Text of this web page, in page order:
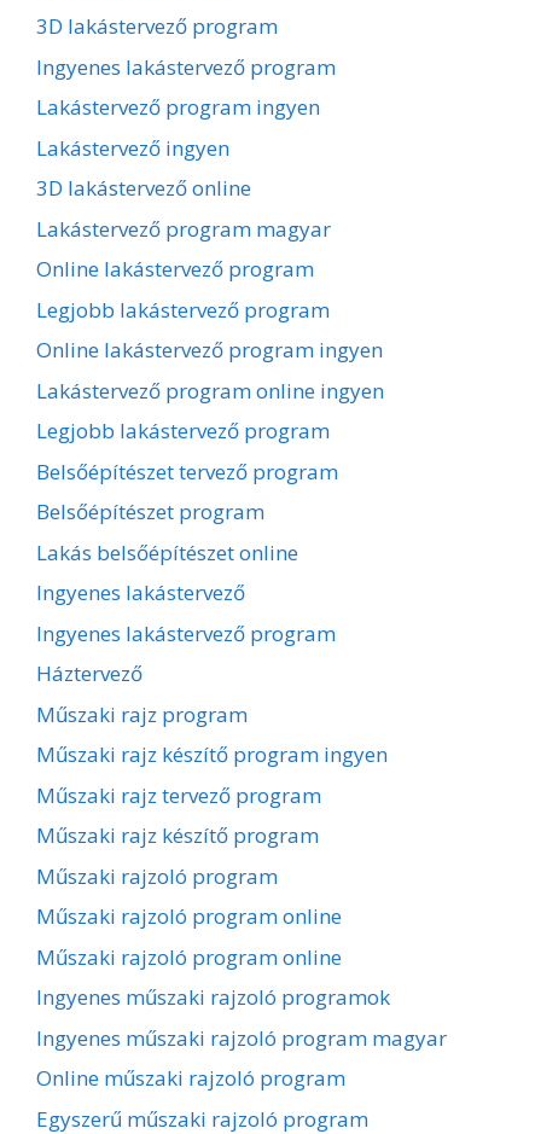
3D lakástervező program
Ingyenes lakástervező program
Lakástervező program ingyen
Lakástervező ingyen
3D lakástervező online
Lakástervező program magyar
Online lakástervező program
Legjobb lakástervező program
Online lakástervező program ingyen
Lakástervező program online ingyen
Legjobb lakástervező program
Belsőépítészet tervező program
Belsőépítészet program
Lakás belsőépítészet online
Ingyenes lakástervező
Ingyenes lakástervező program
Háztervező
Műszaki rajz program
Műszaki rajz készítő program ingyen
Műszaki rajz tervező program
Műszaki rajz készítő program
Műszaki rajzoló program
Műszaki rajzoló program online
Műszaki rajzoló program online
Ingyenes műszaki rajzoló programok
Ingyenes műszaki rajzoló program magyar
Online műszaki rajzoló program
Egyszerű műszaki rajzoló program